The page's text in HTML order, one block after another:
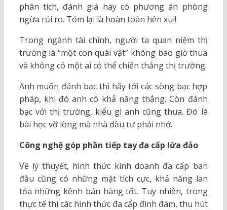
phân tích, đánh giá hay có phương án phòng
ngừa rủi ro. Tóm lại là hoàn toàn hên xui!
Trong ngành tài chính, người ta quan niệm thị
trường là “một con quái vật” không bao giờ thua
và không có một ai có thể chiến thắng thị trường.
Anh muốn đánh bạc thì hãy tới các sòng bạc hợp
pháp, khi đó anh có khả năng thắng. Còn đánh
bạc với thị trường, kiểu gì anh cũng thua. Đó là
bài học vỡ lòng mà nhà đầu tư phải nhớ.
Công nghệ góp phần tiếp tay đa cấp lừa đảo
Về lý thuyết, hình thức kinh doanh đa cấp ban
đầu cũng có những mặt tích cực, khả năng lan
tỏa những kênh bán hàng tốt. Tuy nhiên, trong
thực tế thì các hình thức đa cấp đình đám, thu hút